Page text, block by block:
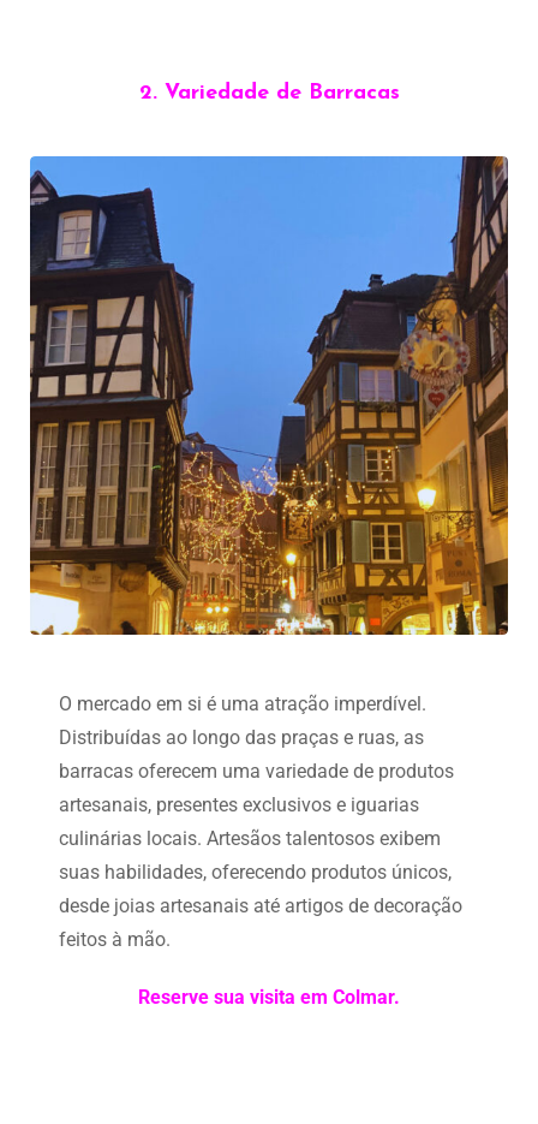
2. Variedade de Barracas
O mercado em si é uma atração imperdível.
Distribuídas ao longo das praças e ruas, as
barracas oferecem uma variedade de produtos
artesanais, presentes exclusivos e iguarias
culinárias locais. Artesãos talentosos exibem
suas habilidades, oferecendo produtos únicos,
desde joias artesanais até artigos de decoração
feitos à mão.
Reserve sua visita em Colmar.